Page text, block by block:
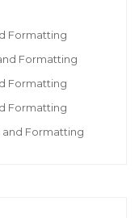
Formatting
Formatting
Formatting
Formatting
and Formatting